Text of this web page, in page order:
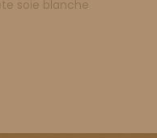
soie blanche